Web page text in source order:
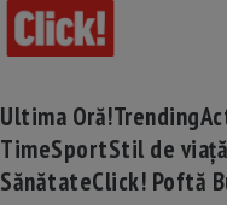
Ultima Oră!Trending
TimeSportStil de viață
SănătateClick! Poftă